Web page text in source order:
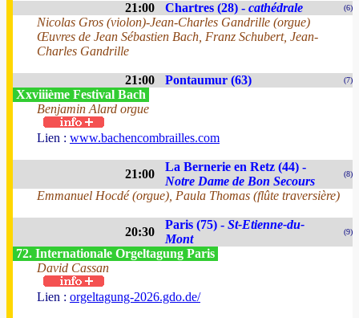
21:00 Chartres (28) - cathédrale (6)
Nicolas Gros (violon)-Jean-Charles Gandrille (orgue)
Œuvres de Jean Sébastien Bach, Franz Schubert, Jean-
Charles Gandrille
21:00 Pontaumur (63) (7)
Xxviiième Festival Bach
Benjamin Alard orgue
Lien : www.bachencombrailles.com
21:00
La Bernerie en Retz (44) -
Notre Dame de Bon Secours
(8)
Emmanuel Hocdé (orgue), Paula Thomas (flûte traversière)
20:30
Paris (75) - St-Etienne-du-
Mont
(9)
72. Internationale Orgeltagung Paris
David Cassan
Lien : orgeltagung-2026.gdo.de/